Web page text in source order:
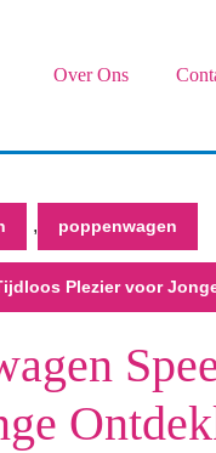
Over Ons
, poppenwagen
Plezier voor